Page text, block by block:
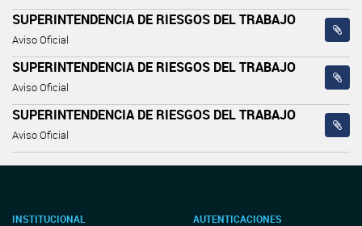
SUPERINTENDENCIA DE RIESGOS DEL TRABAJO
Aviso Oficial
SUPERINTENDENCIA DE RIESGOS DEL TRABAJO
Aviso Oficial
SUPERINTENDENCIA DE RIESGOS DEL TRABAJO
Aviso Oficial
INSTITUCIONAL AUTENTICACIONES